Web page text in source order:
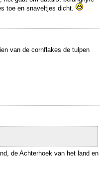
toe en snaveltjes dicht.
van de cornflakes de tulpen
de Achterhoek van het land en